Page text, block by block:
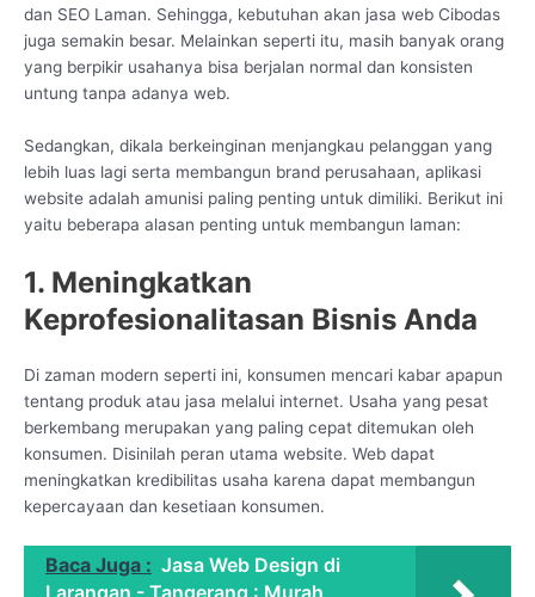
dan SEO Laman. Sehingga, kebutuhan akan jasa web Cibodas
juga semakin besar. Melainkan seperti itu, masih banyak orang
yang berpikir usahanya bisa berjalan normal dan konsisten
untung tanpa adanya web.
Sedangkan, dikala berkeinginan menjangkau pelanggan yang
lebih luas lagi serta membangun brand perusahaan, aplikasi
website adalah amunisi paling penting untuk dimiliki. Berikut ini
yaitu beberapa alasan penting untuk membangun laman:
1. Meningkatkan
Keprofesionalitasan Bisnis Anda
Di zaman modern seperti ini, konsumen mencari kabar apapun
tentang produk atau jasa melalui internet. Usaha yang pesat
berkembang merupakan yang paling cepat ditemukan oleh
konsumen. Disinilah peran utama website. Web dapat
meningkatkan kredibilitas usaha karena dapat membangun
kepercayaan dan kesetiaan konsumen.
Baca Juga : Jasa Web Design di
Larangan - Tangerang : Murah